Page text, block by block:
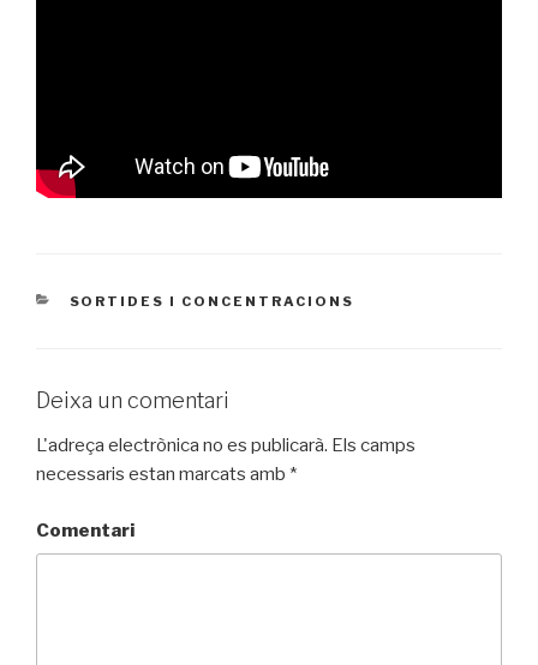
CATEGORIES
SORTIDES I CONCENTRACIONS
Deixa un comentari
L'adreça electrònica no es publicarà. Els camps
necessaris estan marcats amb *
Comentari